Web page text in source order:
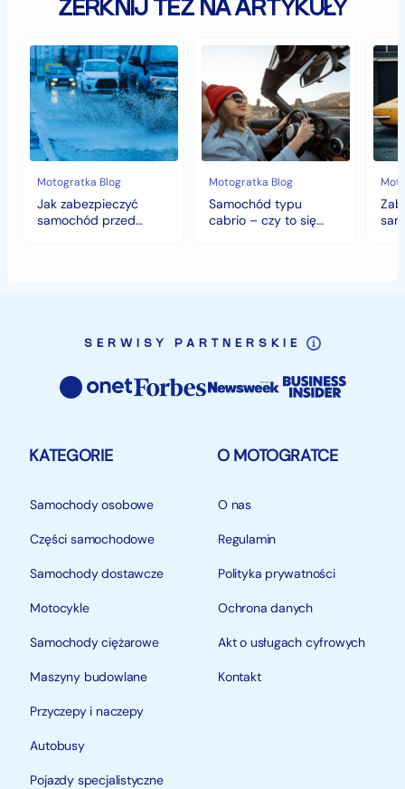
ZERKNIJ TEŻ NA ARTYKUŁY
Jak
zabezpieczyć
samochód
przed
jesiennymi
chłodami
i
deszczem?
Motogratka Blog
Jak zabezpieczyć
samochód przed
Samochód
cabrio
–
czy
to
się
opłaca
w
polskim
klimacie?
Motogratka Blog
Samochód typu
cabrio – czy to się
czyli
SERWISY PARTNERSKIE
KATEGORIE
Samochody osobowe
Części samochodowe
Samochody dostawcze
Motocykle
Samochody ciężarowe
Maszyny budowlane
Przyczepy i naczepy
Autobusy
Pojazdy specjalistyczne
O MOTOGRATCE
O nas
Regulamin
Polityka prywatności
Ochrona danych
Akt o usługach cyfrowych
Kontakt